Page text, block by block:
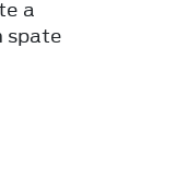
a
spate